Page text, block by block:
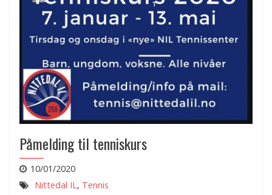
Påmelding til tenniskurs
10/01/2020
Nittedal IL , Tennis